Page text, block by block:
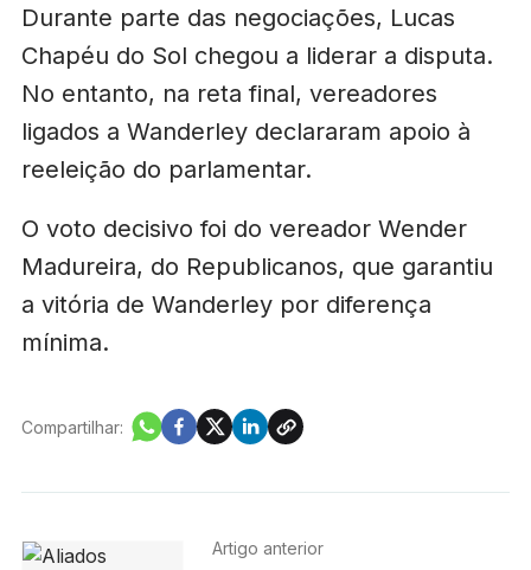
Durante parte das negociações, Lucas
Chapéu do Sol chegou a liderar a disputa.
No entanto, na reta final, vereadores
ligados a Wanderley declararam apoio à
reeleição do parlamentar.
O voto decisivo foi do vereador Wender
Madureira, do Republicanos, que garantiu
a vitória de Wanderley por diferença
mínima.
Compartilhar:
Artigo anterior